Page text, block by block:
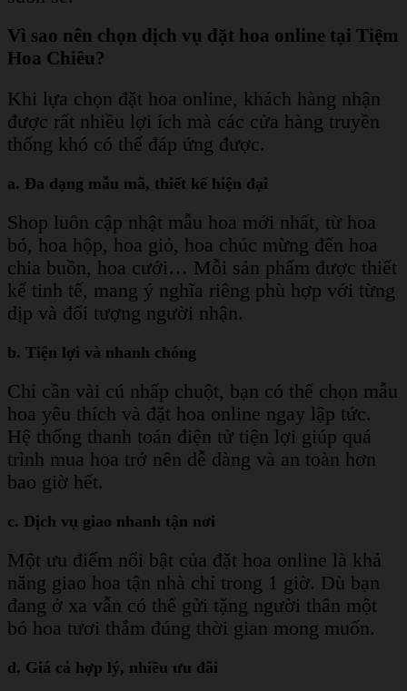
Vì sao nên chọn dịch vụ đặt hoa online tại Tiệm
Hoa Chiêu?
Khi lựa chọn đặt hoa online, khách hàng nhận
được rất nhiều lợi ích mà các cửa hàng truyền
thống khó có thể đáp ứng được.
a. Đa dạng mẫu mã, thiết kế hiện đại
Shop luôn cập nhật mẫu hoa mới nhất, từ hoa
bó, hoa hộp, hoa giỏ, hoa chúc mừng đến hoa
chia buồn, hoa cưới… Mỗi sản phẩm được thiết
kế tinh tế, mang ý nghĩa riêng phù hợp với từng
dịp và đối tượng người nhận.
b. Tiện lợi và nhanh chóng
Chỉ cần vài cú nhấp chuột, bạn có thể chọn mẫu
hoa yêu thích và đặt hoa online ngay lập tức.
Hệ thống thanh toán điện tử tiện lợi giúp quá
trình mua hoa trở nên dễ dàng và an toàn hơn
bao giờ hết.
c. Dịch vụ giao nhanh tận nơi
Một ưu điểm nổi bật của đặt hoa online là khả
năng giao hoa tận nhà chỉ trong 1 giờ. Dù bạn
đang ở xa vẫn có thể gửi tặng người thân một
bó hoa tươi thắm đúng thời gian mong muốn.
d. Giá cả hợp lý, nhiều ưu đãi